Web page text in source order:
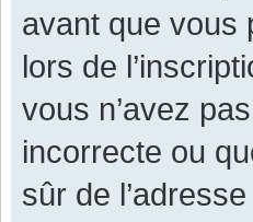
avant que vous
lors de
vous n’avez
incorrecte ou
sûr de